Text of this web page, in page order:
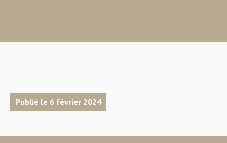
Publié le 6 février 2024